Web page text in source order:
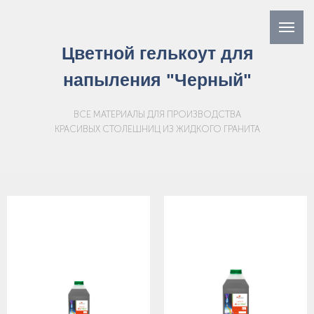
Цветной гелькоут для
напыления "Черный"
ВСЕ МАТЕРИАЛЫ ДЛЯ ПРОИЗВОДСТВА
КРАСИВЫХ СТОЛЕШНИЦ ИЗ ЖИДКОГО ГРАНИТА